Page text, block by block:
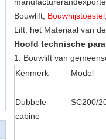
Bouwlift, Bouwhijstoestel
Lift, het Materiaal van
Hoofd technische
1. Bouwlift van
Kenmerk
Model
Dubbele
cabine
SC200/